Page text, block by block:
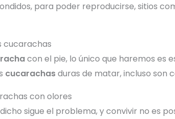
para poder reproducirse, sitios
cucarachas
con el pie, lo único que haremos es
cucarachasduras de matar, incluso son
con olores
sigue el problema, y convivir no es